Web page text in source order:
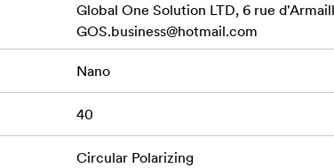
ir akinimo efektą
atsparumas aliejui bei vandeniui.
Global One Solution LTD, 6 rue
GOS.business@hotmail.com
Nano
40
Circular Polarizing